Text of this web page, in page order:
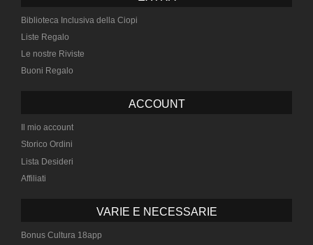
Biblioteca Inclusiva della Ciopi
Liste Regalo
Le nostre Riviste
Buoni Regalo
ACCOUNT
Il mio account
Storico Ordini
Lista Desideri
Affiliati
VARIE E NECESSARIE
Bonus Cultura 18app